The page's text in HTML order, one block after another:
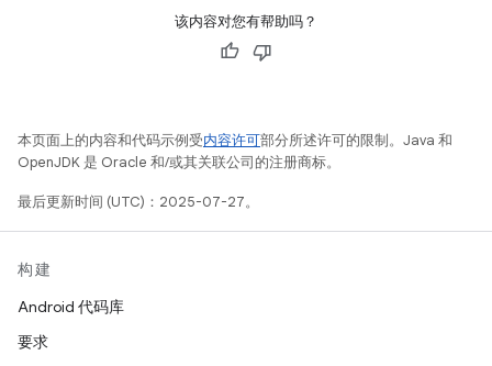
该内容对您有帮助吗？
本页面上的内容和代码示例受内容许可部分所述许可的限制。Java 和
OpenJDK 是 Oracle 和/或其关联公司的注册商标。
最后更新时间 (UTC)：2025-07-27。
构建
Android 代码库
要求